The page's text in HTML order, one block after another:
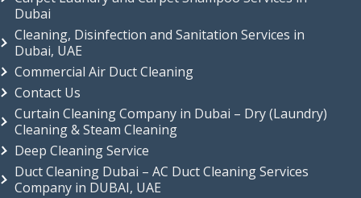
Dubai
Cleaning, Disinfection and Sanitation Services in
Dubai, UAE
Commercial Air Duct Cleaning
Contact Us
Curtain Cleaning Company in Dubai – Dry (Laundry)
Cleaning & Steam Cleaning
Deep Cleaning Service
Duct Cleaning Dubai – AC Duct Cleaning Services
Company in DUBAI, UAE